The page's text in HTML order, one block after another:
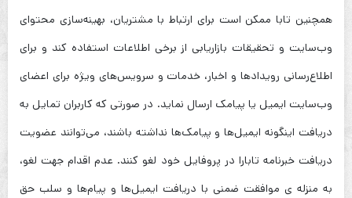
همچنین تابا ممکن است برای ارتباط با مشتریان، بهینه‌سازی محتوای
وب‌سایت و تحقیقات بازاریابی از برخی اطلاعات استفاده کند و برای
اطلاع‌رسانی رویدادها و اخبار، خدمات و سرویس‌های ویژه برای اعضای
وب‌سایت ایمیل یا پیامک ارسال نماید. در صورتی که کاربران تمایل به
دریافت اینگونه ایمیل‌ها و پیامک‌ها نداشته باشند، می‌توانند عضویت
دریافت خبرنامه تابارا در پروفایل خود لغو کنند. عدم اقدام جهت لغو،
به منزله ی موافقت ضمنی با دریافت ایمیل‌ها و پیام‌ها و سلب حق